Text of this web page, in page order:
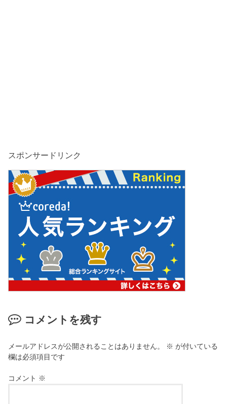
スポンサードリンク
コメントを残す
メールアドレスが公開されることはありません。 ※ が付いている
欄は必須項目です
コメント ※